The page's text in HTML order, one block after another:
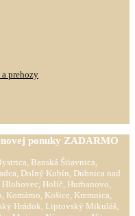
prehozy
ponuky ZADARMO
Banská Štiavnica,
Dolný Kubín, Dubnica nad
Hlohovec, Holíč, Hurbanovo,
Komárno, Košice, Kremnica,
Hrádok, Liptovský Mikuláš,